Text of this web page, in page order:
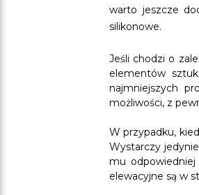
warto jeszcze
silikonowe.
Jeśli chodzi o
elementów
najmniejszych
możliwości, z
W przypadku,
Wystarczy
mu odpowiedniej
elewacyjne są w